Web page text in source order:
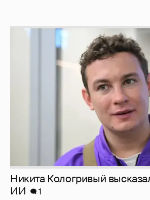
Никита Кологривый
ИИ
1